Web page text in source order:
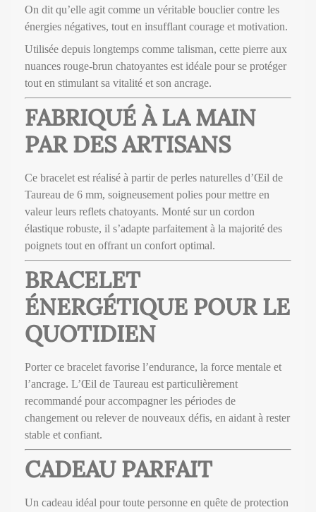
On dit qu’elle agit comme un véritable bouclier contre les
énergies négatives, tout en insufflant courage et motivation.
Utilisée depuis longtemps comme talisman, cette pierre aux
nuances rouge-brun chatoyantes est idéale pour se protéger
tout en stimulant sa vitalité et son ancrage.
FABRIQUÉ À LA MAIN
PAR DES ARTISANS
Ce bracelet est réalisé à partir de perles naturelles d’Œil de
Taureau de 6 mm, soigneusement polies pour mettre en
valeur leurs reflets chatoyants. Monté sur un cordon
élastique robuste, il s’adapte parfaitement à la majorité des
poignets tout en offrant un confort optimal.
BRACELET
ÉNERGÉTIQUE POUR LE
QUOTIDIEN
Porter ce bracelet favorise l’endurance, la force mentale et
l’ancrage. L’Œil de Taureau est particulièrement
recommandé pour accompagner les périodes de
changement ou relever de nouveaux défis, en aidant à rester
stable et confiant.
CADEAU PARFAIT
Un cadeau idéal pour toute personne en quête de protection